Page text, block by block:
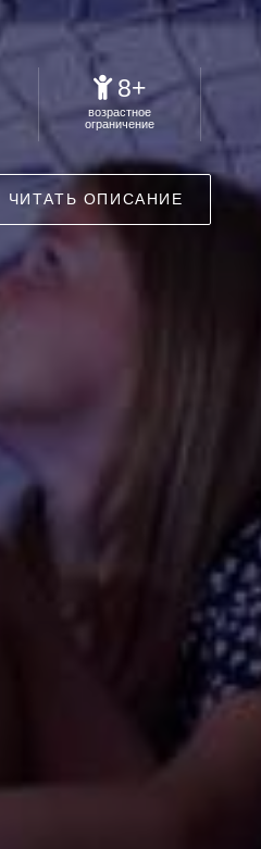
8+
возрастное
ограничение
ЧИТАТЬ ОПИСАНИЕ